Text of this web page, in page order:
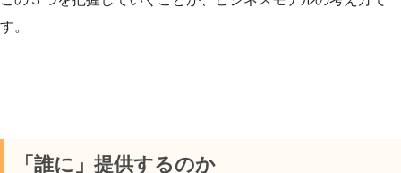
す。
「誰に」提供するのか